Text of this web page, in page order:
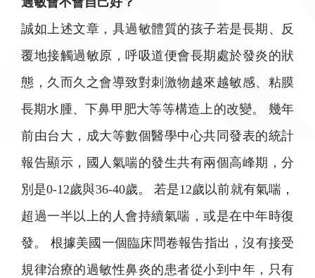
誠如上述文章，具過敏體質的孩子若是長期、反
覆地接觸過敏原，呼吸道便會長期處於發炎的狀
態，久而久之會導致對刺激物越來越敏感、粘膜
長期水腫、下鼻甲肥大等等構造上的改變。 幾年
前由台大，成大等數個醫學中心共同發表的統計
報告顯示，國人氣喘的發生共有兩個高峰期，分
別是0-12歲與36-40歲。 若是12歲以前就有氣喘，
超過一半以上的人會持續氣喘，或是在中年時復
發。 根據美國一個臨床問卷報告指出，沒有接受
規律治療的過敏性鼻炎的患者從小到中年，只有